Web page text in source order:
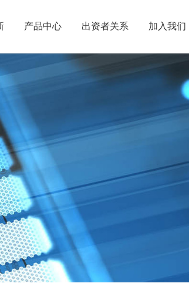
续发展
子杂志
产品中心 出资者关系
互动平台
加入我们
园招聘